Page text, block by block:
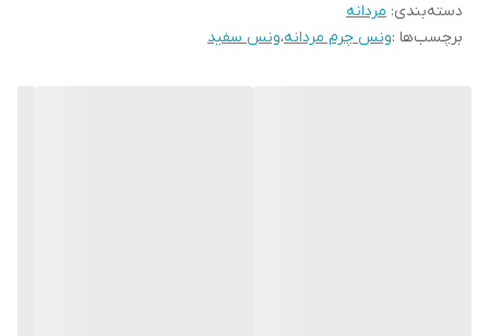
دسته‌بندی: مردانه
برچسب‌ها :ونس چرم مردانه،ونس سفید